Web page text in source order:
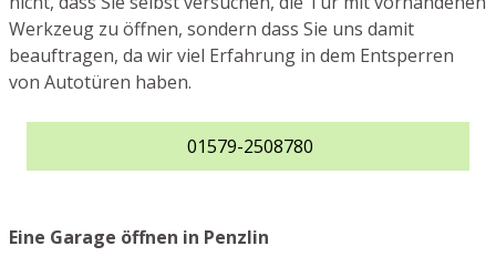
Werkzeug zu öffnen, sondern dass Sie uns damit
beauftragen, da wir viel Erfahrung in dem Entsperren
von Autotüren haben.
01579-2508780
Eine Garage öffnen in Penzlin